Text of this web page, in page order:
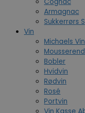
Armagnac
Sukkerrørs
Vin
Michaels
Bobler
Hvidvin
Rødvin
Rosé
Portvin